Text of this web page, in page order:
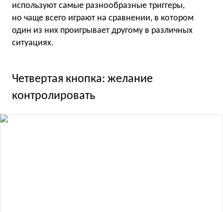
используют самые разнообразные триггеры,
но чаще всего играют на сравнении, в котором
один из них проигрывает другому в различных
ситуациях.
Четвертая кнопка: желание
контролировать